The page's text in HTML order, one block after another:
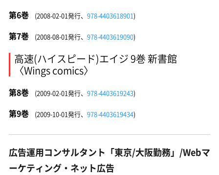
第6巻 (2008-02-01発行、 978-4403618901)
第7巻 (2008-08-01発行、 978-4403619090)
高速(ハイスピード)エイジ 9巻 新書館
〈Wings comics〉
第8巻 (2009-02-01発行、 978-4403619243)
第9巻 (2009-10-01発行、 978-4403619434)
広告運用コンサルタント「東京/大阪勤務」/Webマ
ーケティング・ネット広告